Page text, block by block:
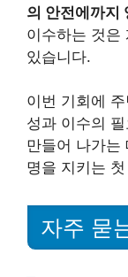
의 안전에까지
이수하는 것은
있습니다.
이번 기회에
성과 이수의
만들어 나가는
명을 지키는
자주 묻